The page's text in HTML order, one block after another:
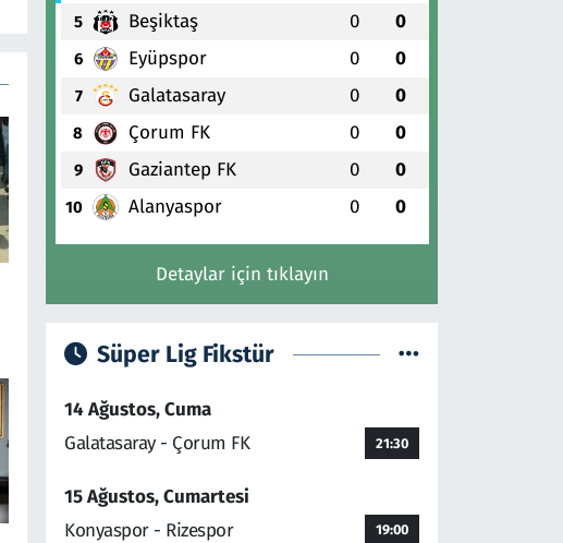
5 Beşiktaş 0 0
6 Eyüpspor 0 0
7 Galatasaray 0 0
8 Çorum FK 0 0
9 Gaziantep FK 0 0
10 Alanyaspor 0 0
Detaylar için tıklayın
Süper Lig Fikstür
14 Ağustos, Cuma
Galatasaray - Çorum FK
21:30
15 Ağustos, Cumartesi
Konyaspor - Rizespor
19:00